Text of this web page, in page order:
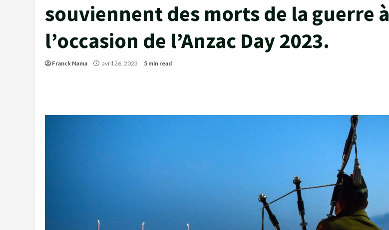
souviennent des morts de la guerre à
l’occasion de l’Anzac Day 2023.
Franck Nama avril 26, 2023 5 min read